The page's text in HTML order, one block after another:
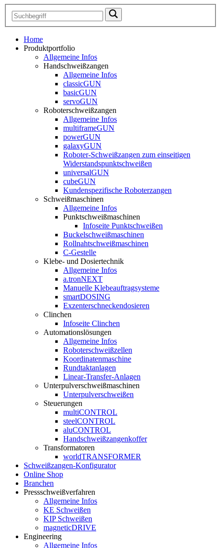
Home
Produktportfolio
Allgemeine Infos
Handschweißzangen
Allgemeine Infos
classicGUN
basicGUN
servoGUN
Roboterschweißzangen
Allgemeine Infos
multiframeGUN
powerGUN
galaxyGUN
Roboter-Schweißzangen zum einseitigen
Widerstandspunktschweißen
universalGUN
cubeGUN
Kundenspezifische Roboterzangen
Schweißmaschinen
Allgemeine Infos
Punktschweißmaschinen
Infoseite Punktschweißen
Buckelschweißmaschinen
Rollnahtschweißmaschinen
C-Gestelle
Klebe- und Dosiertechnik
Allgemeine Infos
a.tronNEXT
Manuelle Klebeauftragsysteme
smartDOSING
Exzenterschneckendosieren
Clinchen
Infoseite Clinchen
Automationslösungen
Allgemeine Infos
Roboterschweißzellen
Koordinatenmaschine
Rundtaktanlagen
Linear-Transfer-Anlagen
Unterpulverschweißmaschinen
Unterpulverschweißen
Steuerungen
multiCONTROL
steelCONTROL
aluCONTROL
Handschweißzangenkoffer
Transformatoren
worldTRANSFORMER
Schweißzangen-Konfigurator
Online Shop
Branchen
Pressschweißverfahren
Allgemeine Infos
KE Schweißen
KIP Schweißen
magneticDRIVE
Engineering
Allgemeine Infos